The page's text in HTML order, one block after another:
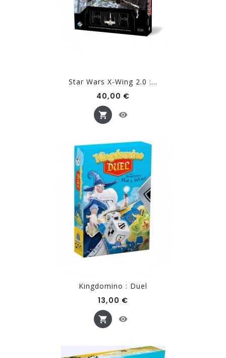
Star Wars X-Wing 2.0 :...
40,00 €
Kingdomino : Duel
13,00 €